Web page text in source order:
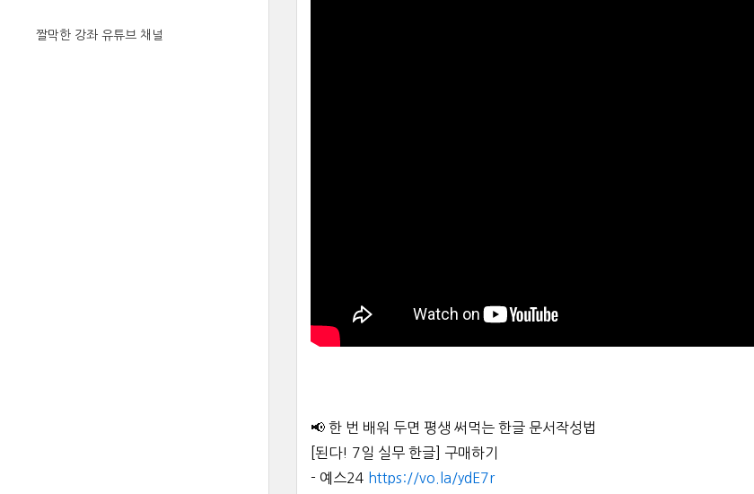
짤막한 강좌 유튜브 채널
📢 한 번 배워 두면 평생 써먹는 한글 문서작성법
[된다! 7일 실무 한글] 구매하기
- 예스24 https://vo.la/ydE7r